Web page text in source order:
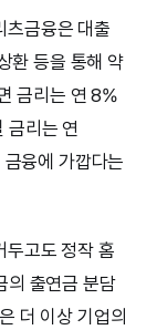
츠금융은 대출
환 등을 통해 약
금리는 연 8%
금리는 연
융에 가깝다는
두고도 정작 홈
의 출연금 분담
더 이상 기업의